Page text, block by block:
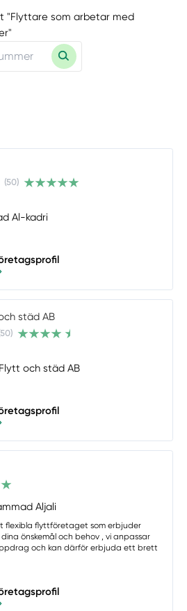
"Flyttare som arbetar med
(50)
Al-kadri
städ AB
och städ AB
Aljali
flexibla flyttföretaget som erbjuder
önskemål och behov , vi anpassar
och kan därför erbjuda ett brett